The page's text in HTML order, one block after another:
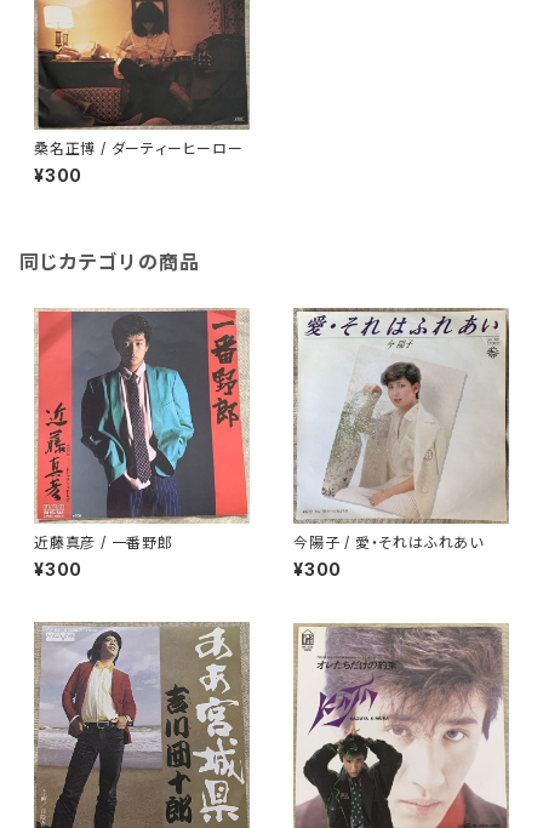
桑名正博 / ダーティーヒーロー
¥300
同じカテゴリの商品
近藤真彦 / 一番野郎
¥300
今陽子 / 愛・それはふれあい
¥300